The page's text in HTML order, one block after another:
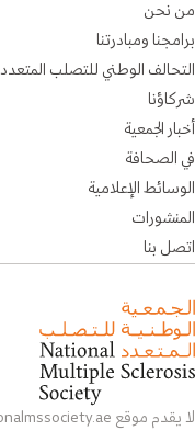
من نحن
برامجنا ومبادرتنا
التحالف الوطني للتصلب المتعدد
شركاؤنا
أخبار الجمعية
في الصحافة
الوسائط الإعلامية
المنشورات
اتصل بنا
لا يقدم موقع nationalmssociety.ae المشورة الطبية أو التشخيص أو العلاج.